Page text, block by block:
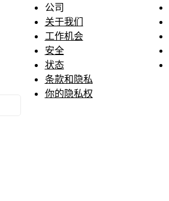
公司
关于我们
工作机会
安全
状态
条款和隐私
你的隐私权